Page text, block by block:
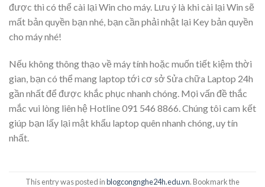
được thì có thể cài lại Win cho máy. Lưu ý là khi cài lại Win sẽ
mất bản quyền bạn nhé, bạn cần phải nhật lại Key bản quyền
cho máy nhé!
Nếu không thông thạo về máy tính hoặc muốn tiết kiệm thời
gian, bạn có thể mang laptop tới cơ sở Sửa chữa Laptop 24h
gần nhất để được khắc phục nhanh chóng. Mọi vấn đề thắc
mắc vui lòng liên hệ Hotline 091 546 8866. Chúng tôi cam kết
giúp bạn lấy lại mật khẩu laptop quên nhanh chóng, uy tín
nhất.
This entry was posted inblogcongnghe24h.edu.vn. Bookmark the